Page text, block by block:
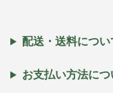
配送・送料につい
お支払い方法につ